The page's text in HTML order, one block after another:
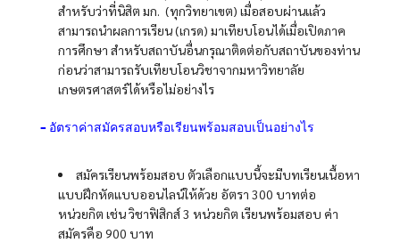
สำหรับว่าที่นิสิต มก. (ทุกวิทยาเขต) เมื่อสอบผ่านแล้ว
สามารถนำผลการเรียน (เกรด) มาเทียบโอนได้เมื่อเปิดภาค
การศึกษา สำหรับสถาบันอื่นกรุณาติดต่อกับสถาบันของท่าน
ก่อนว่าสามารถรับเทียบโอนวิชาจากมหาวิทยาลัย
เกษตรศาสตร์ได้หรือไม่อย่างไร
– อัตราค่าสมัครสอบหรือเรียนพร้อมสอบเป็นอย่างไร
สมัครเรียนพร้อมสอบ ตัวเลือกแบบนี้จะมีบทเรียนเนื้อหา
แบบฝึกหัดแบบออนไลน์ให้ด้วย อัตรา 300 บาทต่อ
หน่วยกิต เช่น วิชาฟิสิกส์ 3 หน่วยกิต เรียนพร้อมสอบ ค่า
สมัครคือ 900 บาท